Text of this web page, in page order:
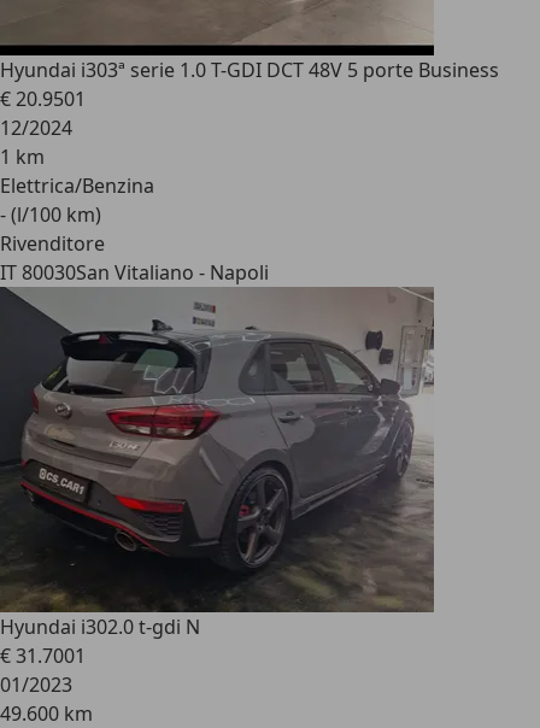
Hyundai i303ª serie 1.0 T-GDI DCT 48V 5 porte Business
€ 20.9501
12/2024
1 km
Elettrica/Benzina
- (l/100 km)
Rivenditore
IT 80030San Vitaliano - Napoli
Hyundai i302.0 t-gdi N
€ 31.7001
01/2023
49.600 km